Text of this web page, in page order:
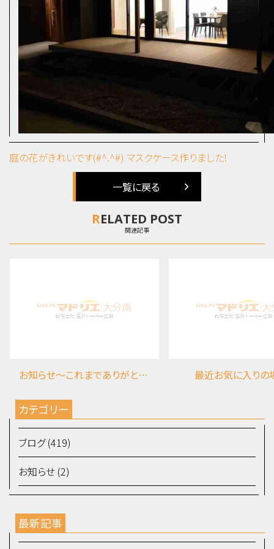
庭の花がきれいです(#^.^#) マスクケース作りました!
一覧に戻る
RELATED POST
関連記事
お知らせ～これまでありがとうございました 最近お気に入りの
カテゴリー
ブログ (419)
お知らせ (2)
最新記事